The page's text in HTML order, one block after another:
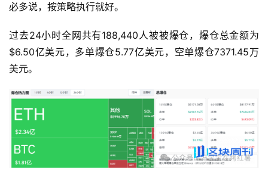
必多说，按策略执行就好。
过去24小时全网共有188,440人被被爆仓，爆仓总金额为
$6.50亿美元，多单爆仓5.77亿美元，空单爆仓7371.45万
美元。